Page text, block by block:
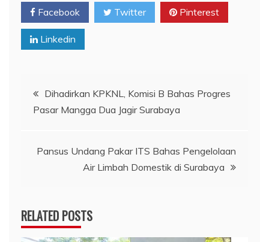
Facebook Twitter Pinterest
Linkedin
Navigasi
pos
Dihadirkan KPKNL, Komisi B Bahas Progres
Pasar Mangga Dua Jagir Surabaya
Pansus Undang Pakar ITS Bahas Pengelolaan
Air Limbah Domestik di Surabaya
RELATED POSTS